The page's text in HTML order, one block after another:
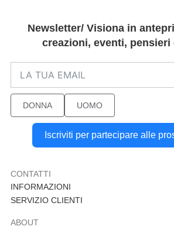
Newsletter/ Visiona in
creazioni, eventi, pensieri
DONNA UOMO
Iscriviti per partecipare alle
CONTATTI
INFORMAZIONI
SERVIZIO CLIENTI
ABOUT